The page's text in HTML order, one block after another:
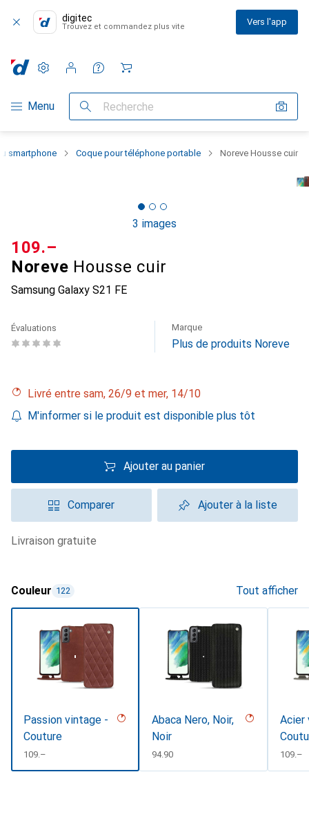
digitec
Trouvez et commandez plus vite Vers l'app
Navigation par catégorie
Menu Recherche
Paramètres
Compte client
Listes de comparaison
Listes d'envies
Panier
smartphone Coque pour téléphone portable Noreve Housse cuir
3 images
Noreve Housse cuir
Samsung Galaxy S21 FE
CHF
109.–
Évaluations Marque
Plus de produits Noreve
Livré entre sam, 26/9 et mer, 14/10
M'informer si le produit est disponible plus tôt
Ajouter au panier
Comparer Ajouter à la liste
livraison gratuite
Couleur 122 Tout afficher
Passion vintage -
Couture
CHF
109.–
Abaca Nero, Noir,
Noir
CHF
94.90
Acier
CHF
109.–